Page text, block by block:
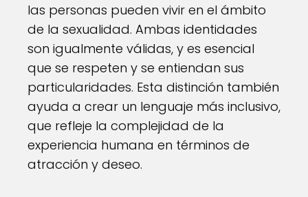
las personas pueden vivir en el ámbito
de la sexualidad. Ambas identidades
son igualmente válidas, y es esencial
que se respeten y se entiendan sus
particularidades. Esta distinción también
ayuda a crear un lenguaje más inclusivo,
que refleje la complejidad de la
experiencia humana en términos de
atracción y deseo.